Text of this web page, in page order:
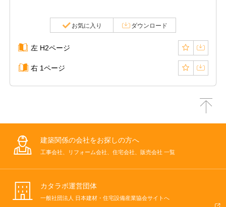
お気に入り ダウンロード
左 H2ページ
右 1ページ
建築関係の会社をお探しの方へ
工事会社、リフォーム会社、住宅会社、販売会社 一覧
カタラボ運営団体
一般社団法人 日本建材・住宅設備産業協会サイトへ